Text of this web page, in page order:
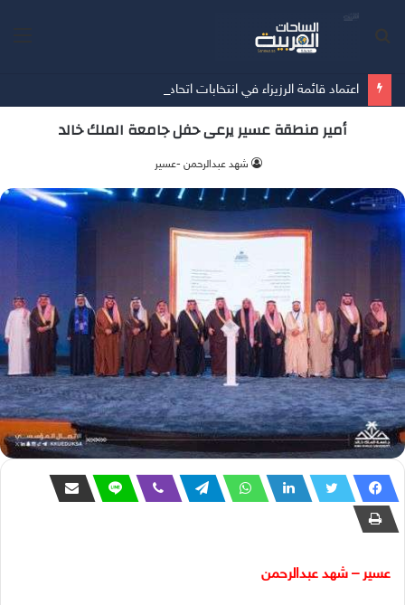
اعتماد قائمة الرزيزاء في انتخابات اتحاد كرة القدم
أمير منطقة عسير يرعى حفل جامعة الملك خالد
شهد عبدالرحمن -عسير
عسير – شهد عبدالرحمن